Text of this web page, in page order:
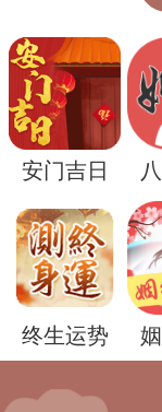
周公解梦建
通过放松身
可以尝试做
不安。也可
倾诉，让自
除了这些方
梦境后，可
态。是不是
当调整一下
安门吉日
终生运势